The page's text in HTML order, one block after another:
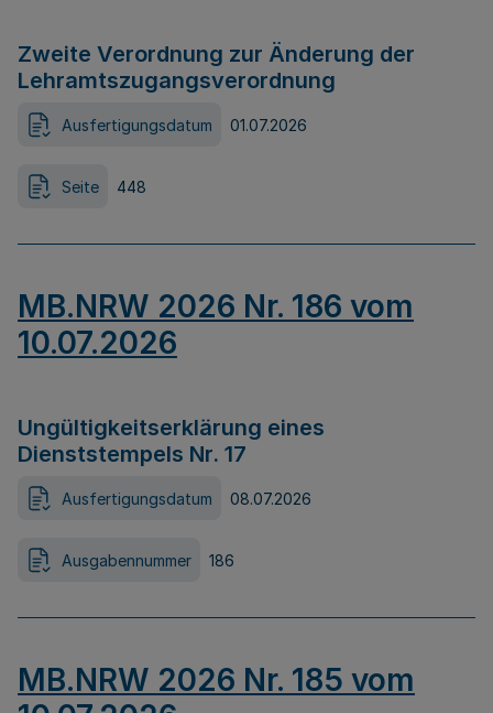
Zweite Verordnung zur Änderung der
Lehramtszugangsverordnung
Ausfertigungsdatum 01.07.2026
Seite 448
MB.NRW 2026 Nr. 186 vom
10.07.2026
Ungültigkeitserklärung eines
Dienststempels Nr. 17
Ausfertigungsdatum 08.07.2026
Ausgabennummer 186
MB.NRW 2026 Nr. 185 vom